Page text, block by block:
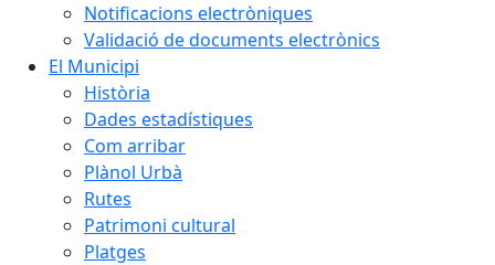
Notificacions electròniques
Validació de documents electrònics
El Municipi
Història
Dades estadístiques
Com arribar
Plànol Urbà
Rutes
Patrimoni cultural
Platges